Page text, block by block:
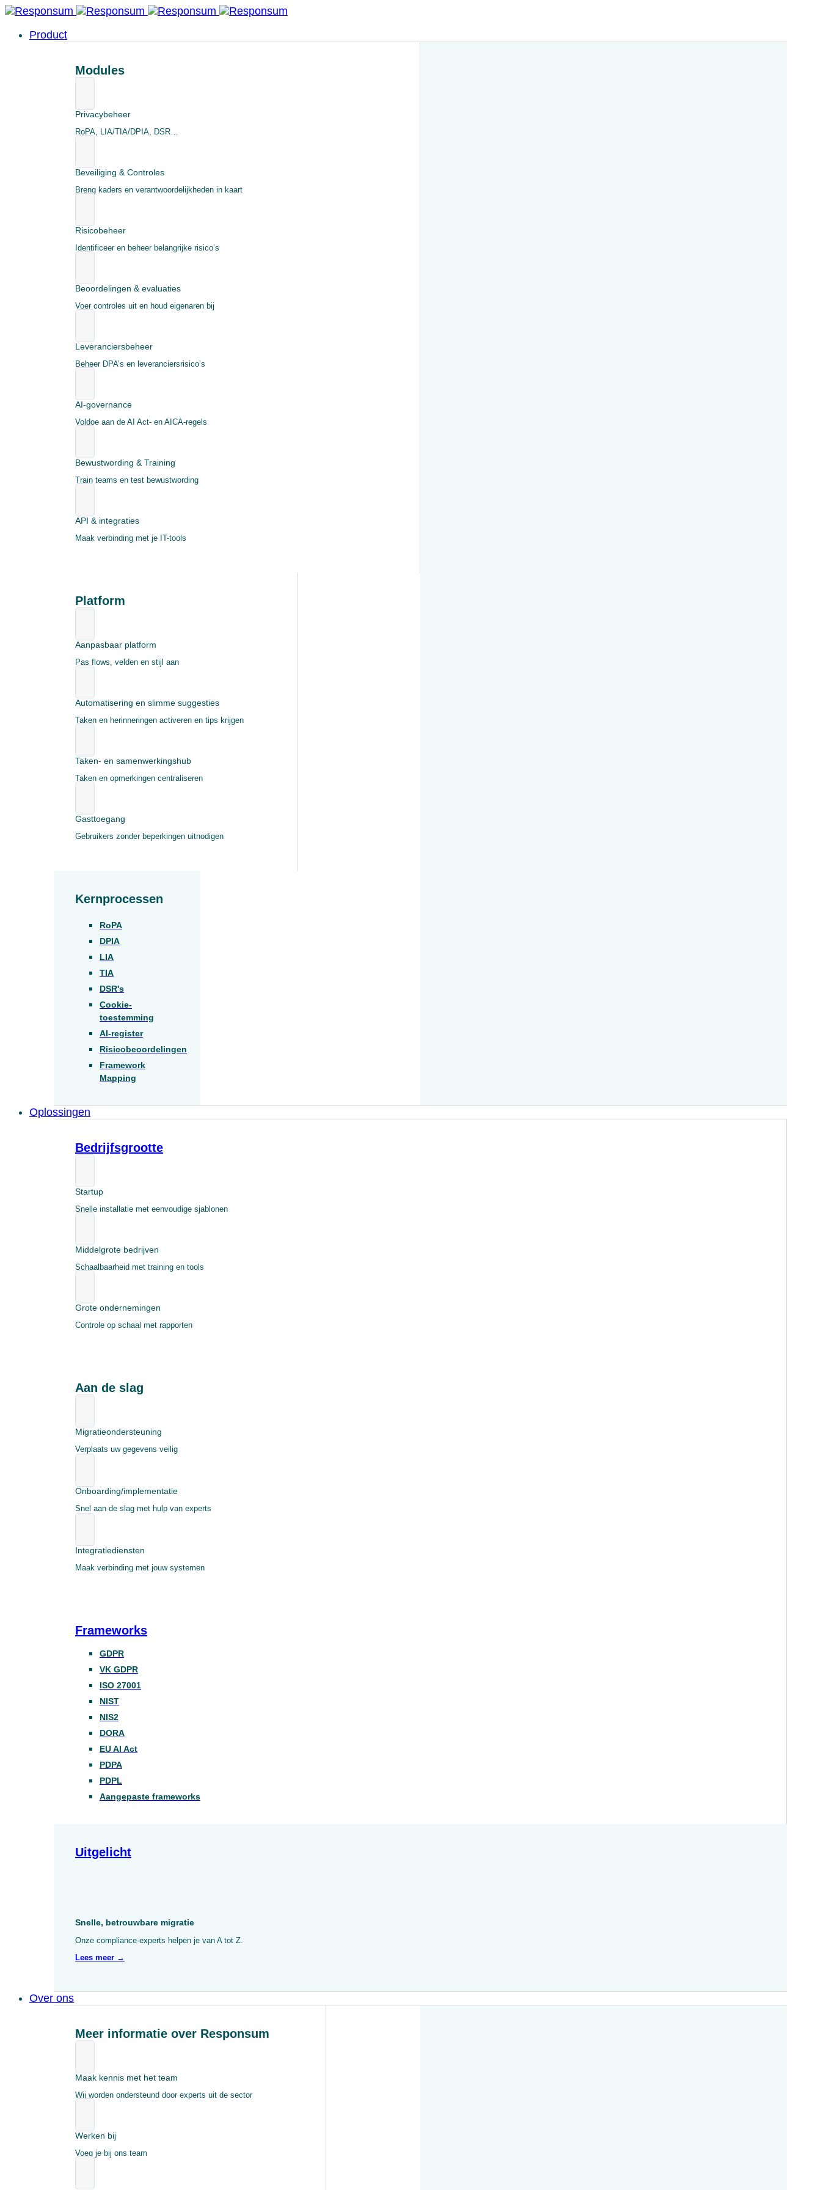
Product
Modules
Privacybeheer
RoPA, LIA/TIA/DPIA, DSR…
Beveiliging & Controles
Breng kaders en verantwoordelijkheden in kaart
Risicobeheer
Identificeer en beheer belangrijke risico’s
Beoordelingen & evaluaties
Voer controles uit en houd eigenaren bij
Leveranciersbeheer
Beheer DPA’s en leveranciersrisico’s
AI-governance
Voldoe aan de AI Act- en AICA-regels
Bewustwording & Training
Train teams en test bewustwording
API & integraties
Maak verbinding met je IT-tools
Platform
Aanpasbaar platform
Pas flows, velden en stijl aan
Automatisering en slimme suggesties
Taken en herinneringen activeren en tips krijgen
Taken- en samenwerkingshub
Taken en opmerkingen centraliseren
Gasttoegang
Gebruikers zonder beperkingen uitnodigen
Kernprocessen
RoPA
DPIA
LIA
TIA
DSR's
Cookie-
toestemming
AI-register
Risicobeoordelingen
Framework
Mapping
Oplossingen
Bedrijfsgrootte
Startup
Snelle installatie met eenvoudige sjablonen
Middelgrote bedrijven
Schaalbaarheid met training en tools
Grote ondernemingen
Controle op schaal met rapporten
Aan de slag
Migratieondersteuning
Verplaats uw gegevens veilig
Onboarding/implementatie
Snel aan de slag met hulp van experts
Integratiediensten
Maak verbinding met jouw systemen
Frameworks
GDPR
VK GDPR
ISO 27001
NIST
NIS2
DORA
EU AI Act
PDPA
PDPL
Aangepaste frameworks
Uitgelicht
Snelle, betrouwbare migratie
Onze compliance-experts helpen je van A tot Z.
Lees meer →
Over ons
Meer informatie over Responsum
Maak kennis met het team
Wij worden ondersteund door experts uit de sector
Werken bij
Voeg je bij ons team